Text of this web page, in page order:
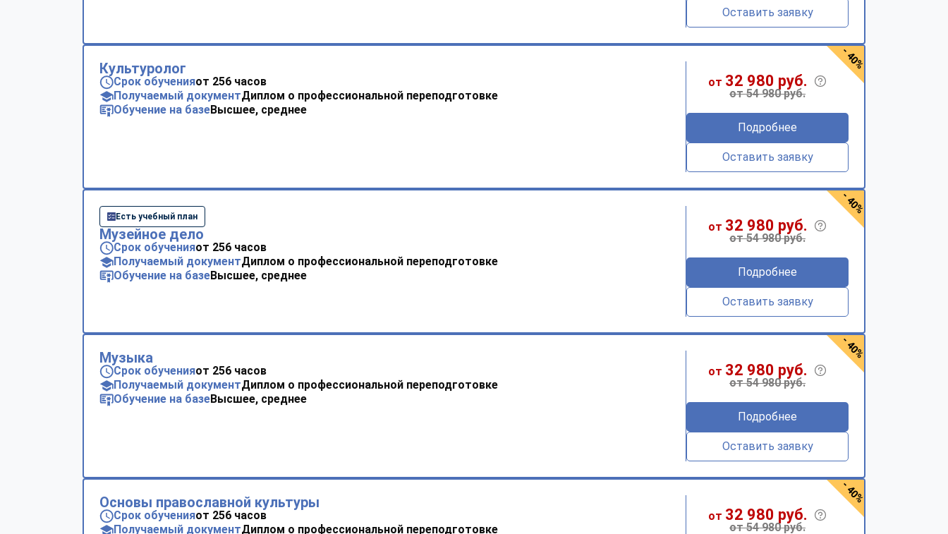
Оставить заявку
Культуролог
Срок обученияот 256 часов
Получаемый документДиплом о профессиональной переподготовке
Обучение на базеВысшее, среднее
от 32 980 руб.
от 54 980 руб.
Подробнее
Оставить заявку
- 40%
Есть учебный план
Музейное дело
Срок обученияот 256 часов
Получаемый документДиплом о профессиональной переподготовке
Обучение на базеВысшее, среднее
от 32 980 руб.
от 54 980 руб.
Подробнее
Оставить заявку
- 40%
Музыка
Срок обученияот 256 часов
Получаемый документДиплом о профессиональной переподготовке
Обучение на базеВысшее, среднее
от 32 980 руб.
от 54 980 руб.
Подробнее
Оставить заявку
- 40%
Основы православной культуры
Срок обученияот 256 часов
Получаемый документДиплом о профессиональной переподготовке
от 32 980 руб.
от 54 980 руб.
- 40%